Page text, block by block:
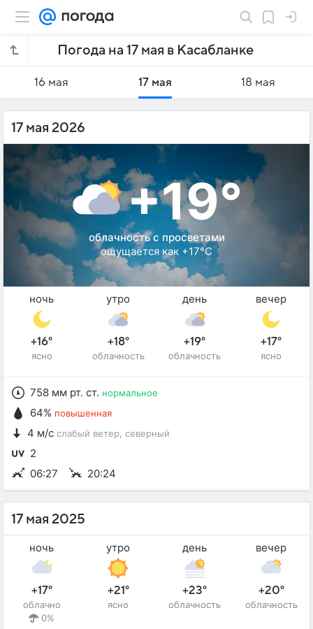
Погода на 17 мая в Касабланке
16 мая 17 мая 18 мая
17 мая 2026
+19°
облачность с просветами
ощущается как +17°C
ночь
+16°
ясно
утро
+18°
облачность
день
+19°
облачность
вечер
+17°
ясно
758 мм рт. ст. нормальное
64% повышенная
4 м/с слабый ветер , северный
2
06:27
20:24
17 мая 2025
ночь
+17°
облачно
0%
утро
+21°
ясно
день
+23°
облачность
вечер
+20°
облачность